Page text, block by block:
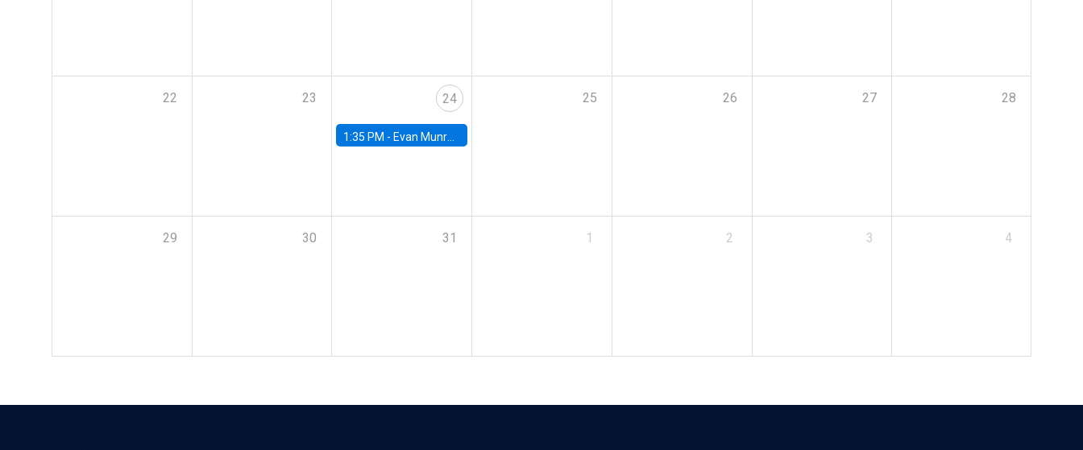
22 23 24
1:35 PM - Evan Munro, Neyman Visiting Assistant Professor in the Department of Statistics at UC Berkeley
25 26 27 28
29 30 31 1 2 3 4